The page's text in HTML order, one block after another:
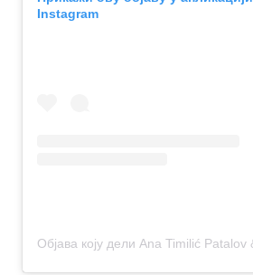
Instagram